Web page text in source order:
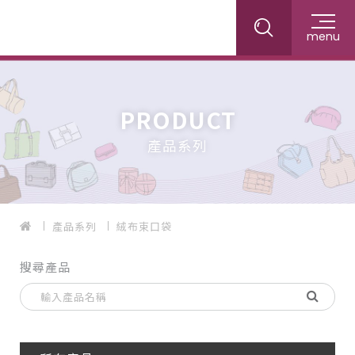
menu
PRODUCT
產品系列
產品系列 絨布束口袋
搜尋產品